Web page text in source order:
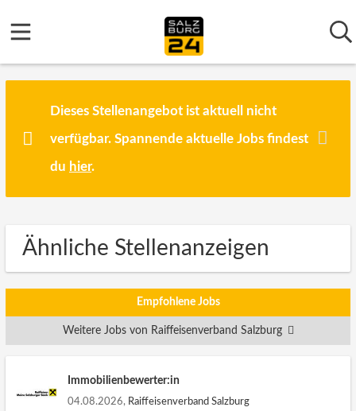
Dieses Stellenangebot ist aktuell nicht
verfügbar. Spannende aktuelle Jobs findest
du hier.
Ähnliche Stellenanzeigen
Empfohlene Jobs
Weitere Jobs von Raiffeisenverband Salzburg
Immobilienbewerter:in
04.08.2026, Raiffeisenverband Salzburg